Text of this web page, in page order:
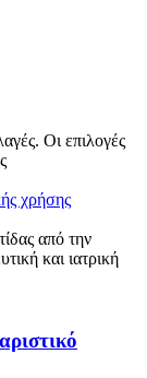
Οι επιλογές